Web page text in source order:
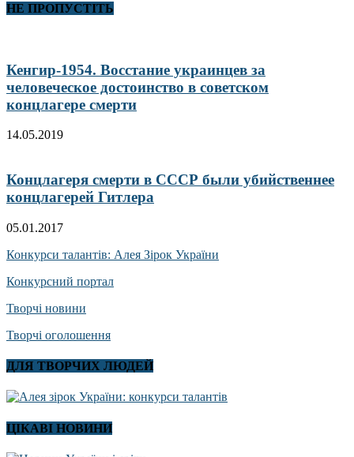
НЕ ПРОПУСТІТЬ
Кенгир-1954. Восстание украинцев за
человеческое достоинство в советском
концлагере смерти
14.05.2019
Концлагеря смерти в СССР были убийственнее
концлагерей Гитлера
05.01.2017
Конкурси талантів: Алея Зірок України
Конкурсний портал
Творчі новини
Творчі оголошення
ДЛЯ ТВОРЧИХ ЛЮДЕЙ
ЦІКАВІ НОВИНИ